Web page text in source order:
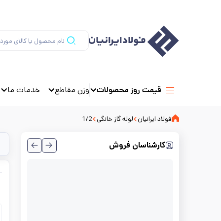
قیمت روز محصولات وزن مقاطع خدمات ما
فولاد ایرانیان لوله گاز خانگی 1/2
کارشناسان فروش